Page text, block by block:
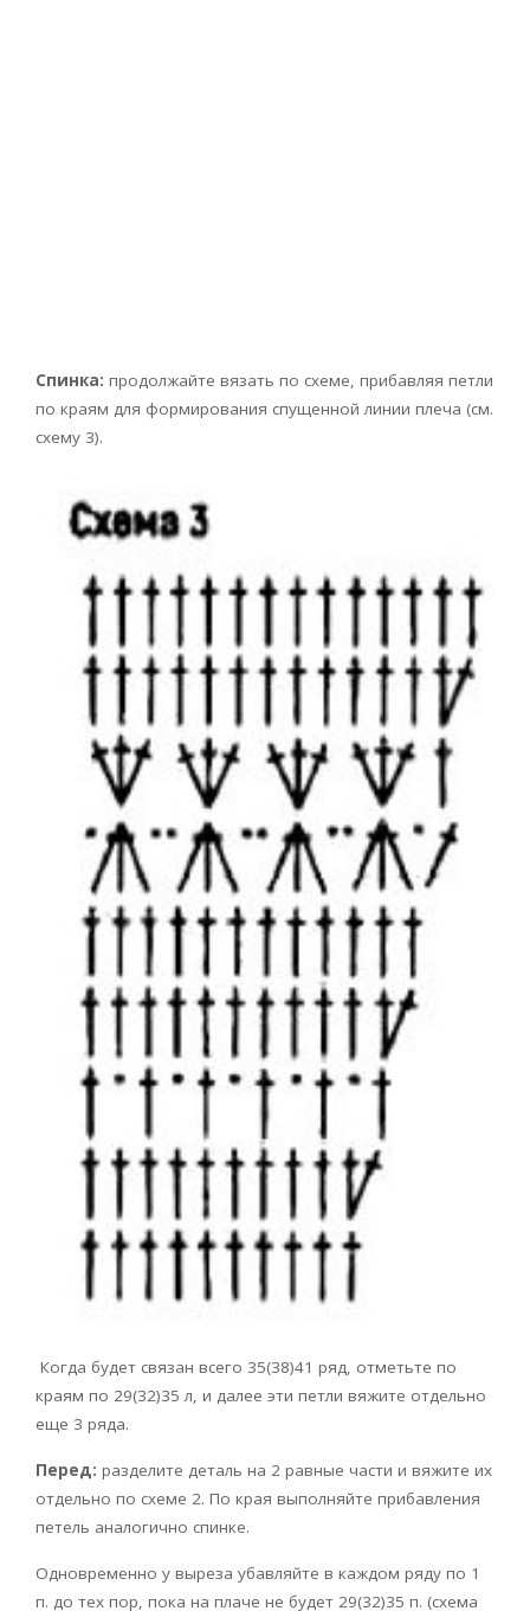
Спинка: продолжайте вязать по схеме, прибавляя петли
по краям для формирования спущенной линии плеча (см.
схему 3).
Когда будет связан всего 35(38)41 ряд, отметьте по
краям по 29(32)35 л, и далее эти петли вяжите отдельно
еще 3 ряда.
Перед: разделите деталь на 2 равные части и вяжите их
отдельно по схеме 2. По края выполняйте прибавления
петель аналогично спинке.
Одновременно у выреза убавляйте в каждом ряду по 1
п. до тех пор, пока на плаче не будет 29(32)35 п. (схема